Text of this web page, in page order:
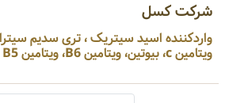
شرکت کسل
واردکننده اسید سیتریک ، تری سدیم
ویتامین c، بیوتین، ویتامین B6، ویتامین B5 ...